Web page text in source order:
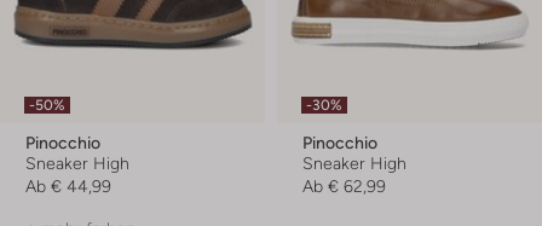
-50%
Pinocchio
Sneaker High
Ab € 44,99
-30%
Pinocchio
Sneaker High
Ab € 62,99